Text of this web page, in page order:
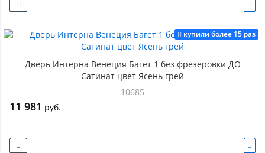
купили более 15 раз
Дверь Интерна Венеция Багет 1 без фрезеровки ДО
Сатинат цвет Ясень грей
10685
11 981 руб.